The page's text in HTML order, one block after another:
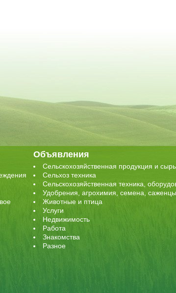
Объявления
Сельскохозяйственная продукция и
Сельхоз техника
Сельскохозяйственная техника,
Удобрения, агрохимия, семена, саженцы
Животные и птица
Услуги
Недвижимость
Работа
Знакомства
Разное